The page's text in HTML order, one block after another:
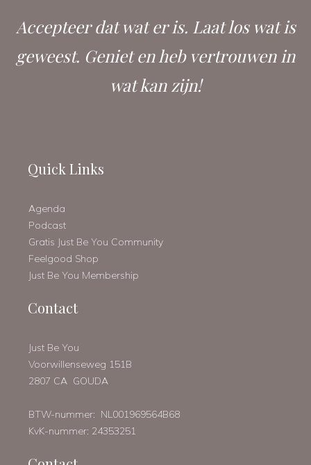
Accepteer dat wat er is. Laat los wat is
geweest. Geniet en heb vertrouwen in
wat kan zijn!
Quick Links
Agenda
Podcast
Gratis Just Be You Community
Feelgood Shop
Just Be You Membership
Contact
Just Be You
Voorwillenseweg 151B
2807 CA GOUDA
BTW-nummer: NL001969564B68
KvK-nummer: 24353251